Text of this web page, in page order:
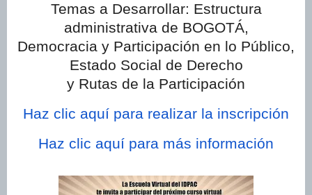
Temas a Desarrollar: Estructura
administrativa de BOGOTÁ,
Democracia y Participación en lo Público,
Estado Social de Derecho
y Rutas de la Participación
Haz clic aquí para realizar la inscripción
Haz clic aquí para más información